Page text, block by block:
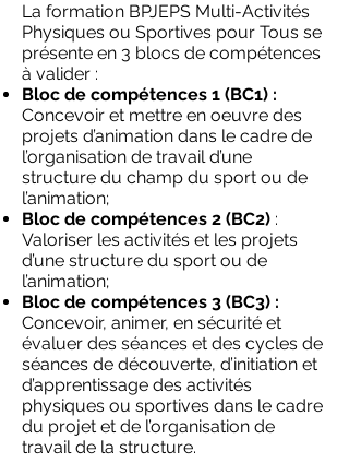
La formation BPJEPS Multi-Activités
Physiques ou Sportives pour Tous se
présente en 3 blocs de compétences
à valider :
Bloc de compétences 1 (BC1) :
Concevoir et mettre en oeuvre des
projets d’animation dans le cadre de
l’organisation de travail d’une
structure du champ du sport ou de
l’animation;
Bloc de compétences 2 (BC2) :
Valoriser les activités et les projets
d’une structure du sport ou de
l’animation;
Bloc de compétences 3 (BC3) :
Concevoir, animer, en sécurité et
évaluer des séances et des cycles de
séances de découverte, d’initiation et
d’apprentissage des activités
physiques ou sportives dans le cadre
du projet et de l’organisation de
travail de la structure.